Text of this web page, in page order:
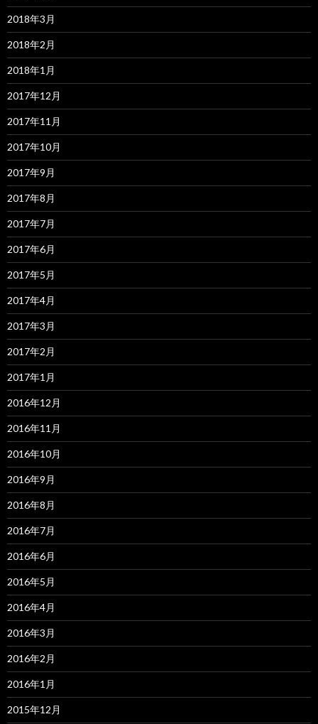
2018年3月
2018年2月
2018年1月
2017年12月
2017年11月
2017年10月
2017年9月
2017年8月
2017年7月
2017年6月
2017年5月
2017年4月
2017年3月
2017年2月
2017年1月
2016年12月
2016年11月
2016年10月
2016年9月
2016年8月
2016年7月
2016年6月
2016年5月
2016年4月
2016年3月
2016年2月
2016年1月
2015年12月